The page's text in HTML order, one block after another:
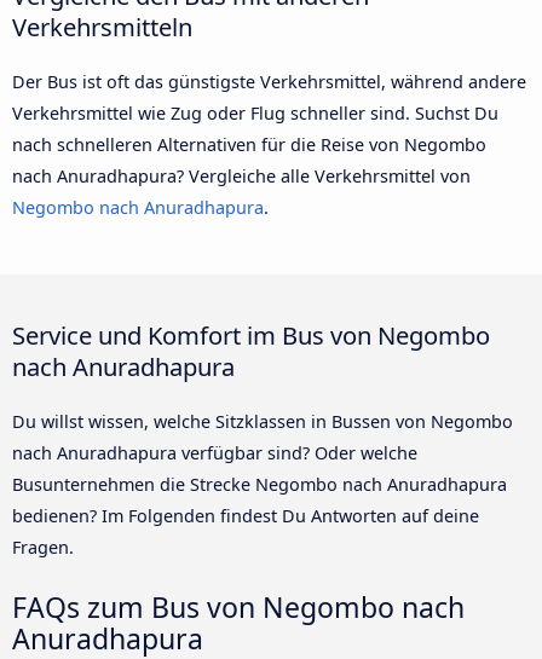
Verkehrsmitteln
Der Bus ist oft das günstigste Verkehrsmittel, während andere
Verkehrsmittel wie Zug oder Flug schneller sind. Suchst Du
nach schnelleren Alternativen für die Reise von Negombo
nach Anuradhapura? Vergleiche alle Verkehrsmittel von
Negombo nach Anuradhapura.
Service und Komfort im Bus von Negombo
nach Anuradhapura
Du willst wissen, welche Sitzklassen in Bussen von Negombo
nach Anuradhapura verfügbar sind? Oder welche
Busunternehmen die Strecke Negombo nach Anuradhapura
bedienen? Im Folgenden findest Du Antworten auf deine
Fragen.
FAQs zum Bus von Negombo nach
Anuradhapura